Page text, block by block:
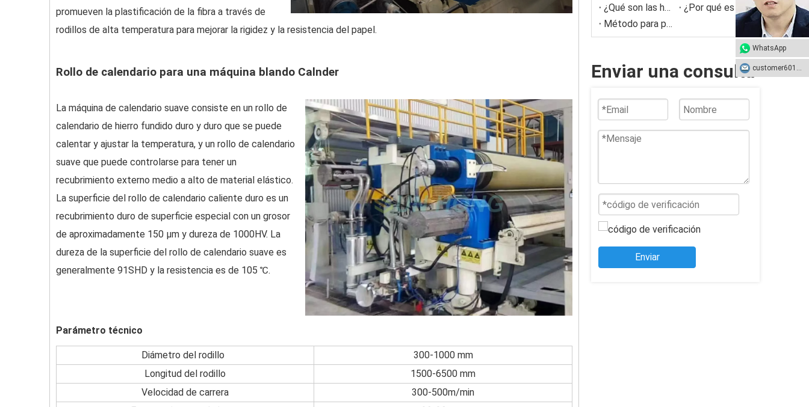
promueven la plastificación de la fibra a través de
rodillos de alta temperatura para mejorar la rigidez y la resistencia del papel. ‌
Rollo de calendario para una máquina blando Calnder
La máquina de calendario suave consiste en un rollo de
calendario de hierro fundido duro y duro que se puede
calentar y ajustar la temperatura, y un rollo de calendario
suave que puede controlarse para tener un
recubrimiento externo medio a alto de material elástico.
La superficie del rollo de calendario caliente duro es un
recubrimiento duro de superficie especial con un grosor
de aproximadamente 150 μm y dureza de 1000HV. La
dureza de la superficie del rollo de calendario suave es
generalmente 91SHD y la resistencia es de 105 ℃.
Parámetro técnico
Diámetro del rodillo
300-1000 mm
Longitud del rodillo
1500-6500 mm
Velocidad de carrera
300-500m/min
¿Qué son las hojas de doctor auto-lubricantes?
¿Por qué es importante la alineación de Doctor Blades?
Método para proteger Doctor Blade
Enviar una consulta
Enviar
WhatsApp
customer601@sunhongco.com